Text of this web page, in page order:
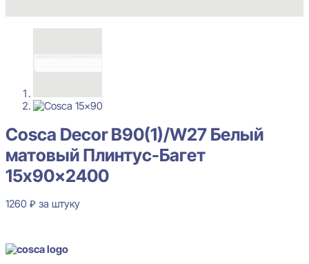
Cosca Decor B90(1)/W27 Белый
матовый Плинтус-Багет
15x90x2400
1260 ₽ за штуку